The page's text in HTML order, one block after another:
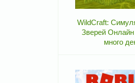
WildCraft:
Зверей
много